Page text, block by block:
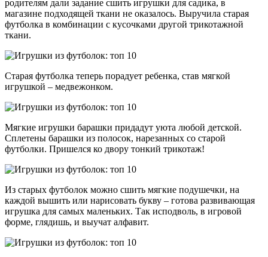
родителям дали задание сшить игрушки для садика, в
магазине подходящей ткани не оказалось. Выручила старая
футболка в комбинации с кусочками другой трикотажной
ткани.
Старая футболка теперь порадует ребенка, став мягкой
игрушкой – медвежонком.
Мягкие игрушки барашки придадут уюта любой детской.
Сплетены барашки из полосок, нарезанных со старой
футболки. Пришелся ко двору тонкий трикотаж!
Из старых футболок можно сшить мягкие подушечки, на
каждой вышить или нарисовать букву – готова развивающая
игрушка для самых маленьких. Так исподволь, в игровой
форме, глядишь, и выучат алфавит.